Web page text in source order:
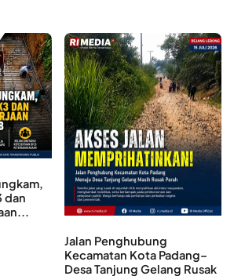
dan
Jalan Penghubung
Kecamatan Kota Padang–
Desa Tanjung Gelang Rusak